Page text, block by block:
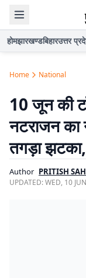
होमझारखण्डबिहारउत्तर
Home National
10 जून की
नटराजन का
तगड़ा
Author PRITISH
UPDATED:WED, 10